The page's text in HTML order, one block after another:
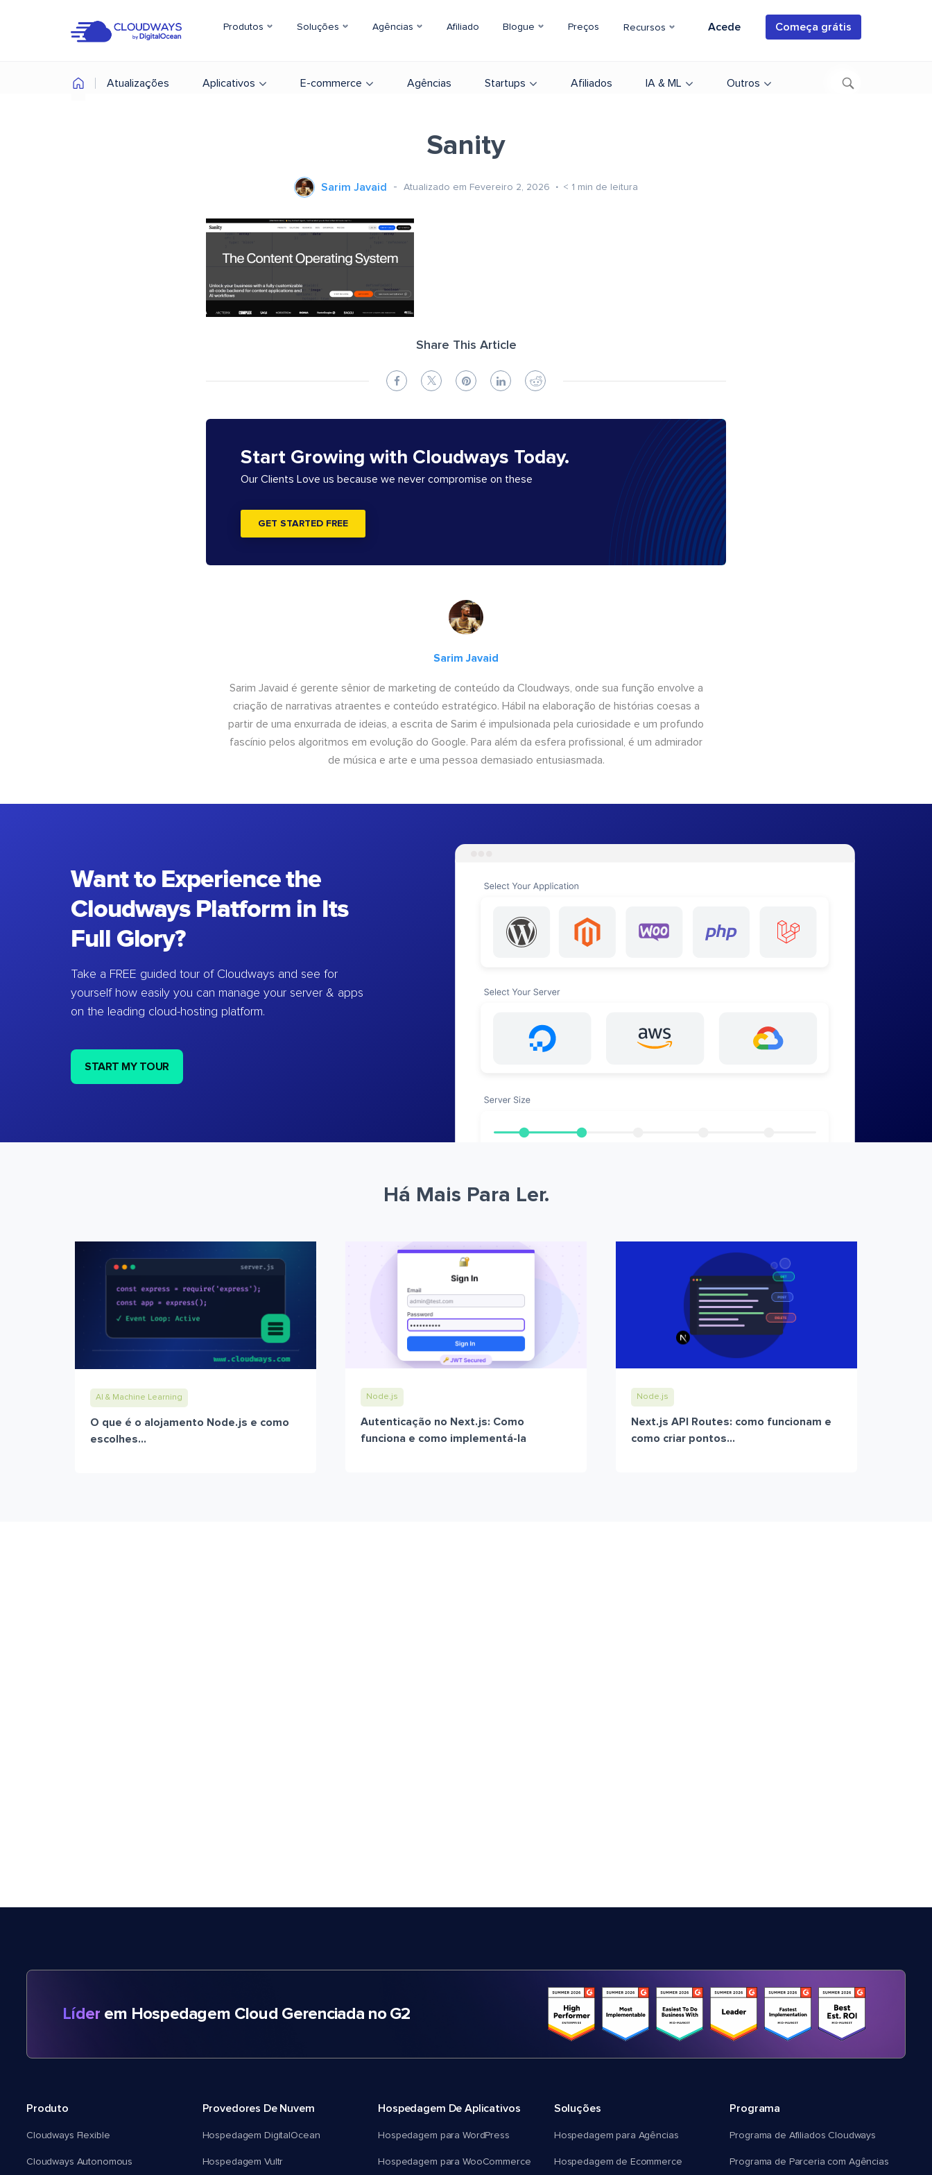
Produtos Soluções Agências Afiliado Blogue Preços Recursos Acede Começa grátis
Atualizações Aplicativos E-commerce Agências Startups Afiliados IA & ML Outros
Sanity
Sarim Javaid Atualizado em Fevereiro 2, 2026 < 1 min de leitura
Share This Article
Start Growing with Cloudways Today.
Our Clients Love us because we never compromise on these
GET STARTED FREE
Sarim Javaid
Sarim Javaid é gerente sênior de marketing de conteúdo da Cloudways, onde sua função envolve a
criação de narrativas atraentes e conteúdo estratégico. Hábil na elaboração de histórias coesas a
partir de uma enxurrada de ideias, a escrita de Sarim é impulsionada pela curiosidade e um profundo
fascínio pelos algoritmos em evolução do Google. Para além da esfera profissional, é um admirador
de música e arte e uma pessoa demasiado entusiasmada.
Want to Experience the
Cloudways Platform in Its
Full Glory?
Take a FREE guided tour of Cloudways and see for
yourself how easily you can manage your server & apps
on the leading cloud-hosting platform.
START MY TOUR
Há Mais Para Ler.
AI & Machine Learning
O que é o alojamento Node.js e como
escolhes...
Node.js
Autenticação no Next.js: Como
funciona e como implementá-la
Node.js
Next.js API Routes: como funcionam e
como criar pontos...
Líder em Hospedagem Cloud Gerenciada no G2
Produto
Cloudways Flexible
Cloudways Autonomous
Provedores De Nuvem
Hospedagem DigitalOcean
Hospedagem Vultr
Hospedagem De Aplicativos
Hospedagem para WordPress
Hospedagem para WooCommerce
Soluções
Hospedagem para Agências
Hospedagem de Ecommerce
Programa
Programa de Afiliados Cloudways
Programa de Parceria com Agências